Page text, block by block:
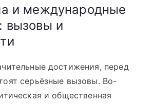
и международные
вызовы и
достижения, перед
серьёзные вызовы. Во-
и общественная